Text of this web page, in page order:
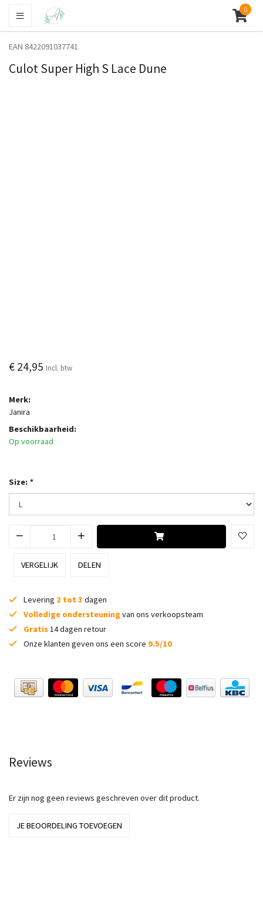
0
EAN 8422091037741
Culot Super High S Lace Dune
€ 24,95 Incl. btw
Merk:
Janira
Beschikbaarheid:
Op voorraad
Size: *
VERGELIJK DELEN
Levering 2 tot 3 dagen
Volledige ondersteuning van ons verkoopsteam
Gratis14 dagen retour
Onze klanten geven ons een score 9.5/10
Reviews
Er zijn nog geen reviews geschreven over dit product.
JE BEOORDELING TOEVOEGEN